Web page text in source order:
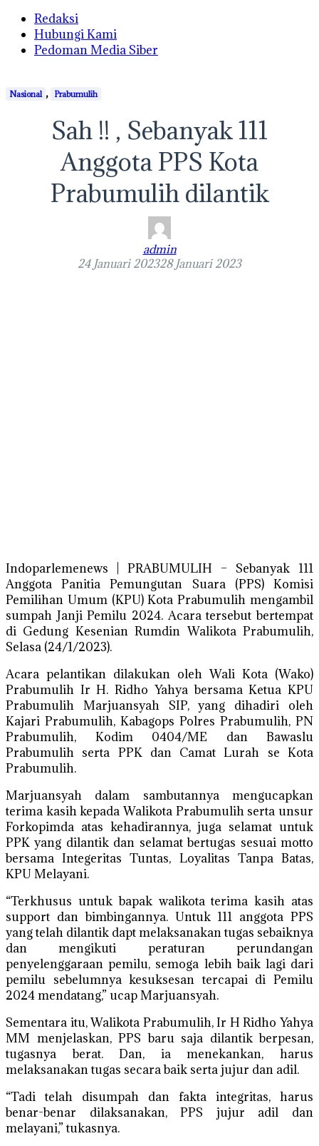
Redaksi
Hubungi Kami
Pedoman Media Siber
Nasional , Prabumulih
Sah !! , Sebanyak 111
Anggota PPS Kota
Prabumulih dilantik
admin
24 Januari 202328 Januari 2023
Indoparlemenews | PRABUMULIH – Sebanyak 111
Anggota Panitia Pemungutan Suara (PPS) Komisi
Pemilihan Umum (KPU) Kota Prabumulih mengambil
sumpah Janji Pemilu 2024. Acara tersebut bertempat
di Gedung Kesenian Rumdin Walikota Prabumulih,
Selasa (24/1/2023).
Acara pelantikan dilakukan oleh Wali Kota (Wako)
Prabumulih Ir H. Ridho Yahya bersama Ketua KPU
Prabumulih Marjuansyah SIP, yang dihadiri oleh
Kajari Prabumulih, Kabagops Polres Prabumulih, PN
Prabumulih, Kodim 0404/ME dan Bawaslu
Prabumulih serta PPK dan Camat Lurah se Kota
Prabumulih.
Marjuansyah dalam sambutannya mengucapkan
terima kasih kepada Walikota Prabumulih serta unsur
Forkopimda atas kehadirannya, juga selamat untuk
PPK yang dilantik dan selamat bertugas sesuai motto
bersama Integeritas Tuntas, Loyalitas Tanpa Batas,
KPU Melayani.
“Terkhusus untuk bapak walikota terima kasih atas
support dan bimbingannya. Untuk 111 anggota PPS
yang telah dilantik dapt melaksanakan tugas sebaiknya
dan mengikuti peraturan perundangan
penyelenggaraan pemilu, semoga lebih baik lagi dari
pemilu sebelumnya kesuksesan tercapai di Pemilu
2024 mendatang,” ucap Marjuansyah.
Sementara itu, Walikota Prabumulih, Ir H Ridho Yahya
MM menjelaskan, PPS baru saja dilantik berpesan,
tugasnya berat. Dan, ia menekankan, harus
melaksanakan tugas secara baik serta jujur dan adil.
“Tadi telah disumpah dan fakta integritas, harus
benar-benar dilaksanakan, PPS jujur adil dan
melayani,” tukasnya.